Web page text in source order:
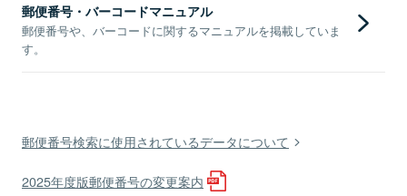
郵便番号・バーコードマニュアル
郵便番号や、バーコードに関するマニュアルを掲載していま
す。
郵便番号検索に使用されているデータについて
2025年度版郵便番号の変更案内